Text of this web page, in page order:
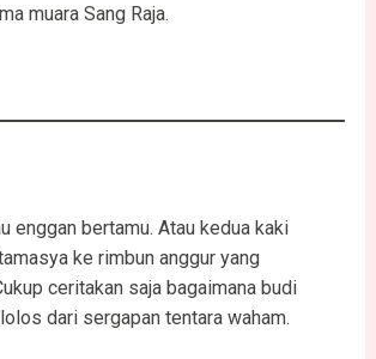
muara Sang Raja.
enggan bertamu. Atau kedua kaki
ke rimbun anggur yang
ceritakan saja bagaimana budi
dari sergapan tentara waham.